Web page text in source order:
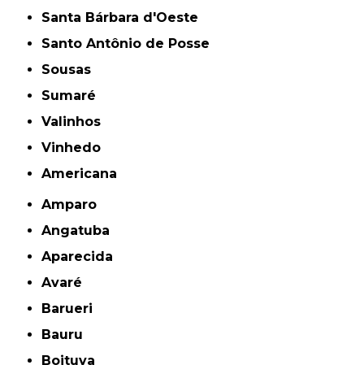
Santa Bárbara d'Oeste
Santo Antônio de Posse
Sousas
Sumaré
Valinhos
Vinhedo
americana
Amparo
Angatuba
Aparecida
Avaré
Barueri
Bauru
Boituva